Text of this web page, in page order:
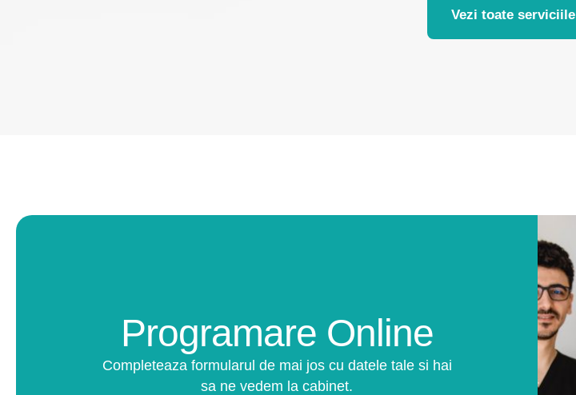
Vezi toate serviciile
Programare Online
Completeaza formularul de mai jos cu datele tale si hai
sa ne vedem la cabinet.